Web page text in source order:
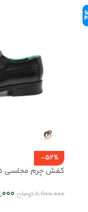
-52%
کفش چرم مجلسی mrc117-05
8,900,000تومان